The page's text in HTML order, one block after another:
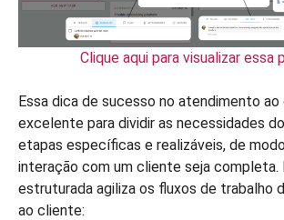
Clique aqui para visualizar essa
Essa dica de sucesso no atendimento
excelente para dividir as necessidades
etapas específicas e realizáveis, de
interação com um cliente seja completa.
estruturada agiliza os fluxos de trabalho
ao cliente: